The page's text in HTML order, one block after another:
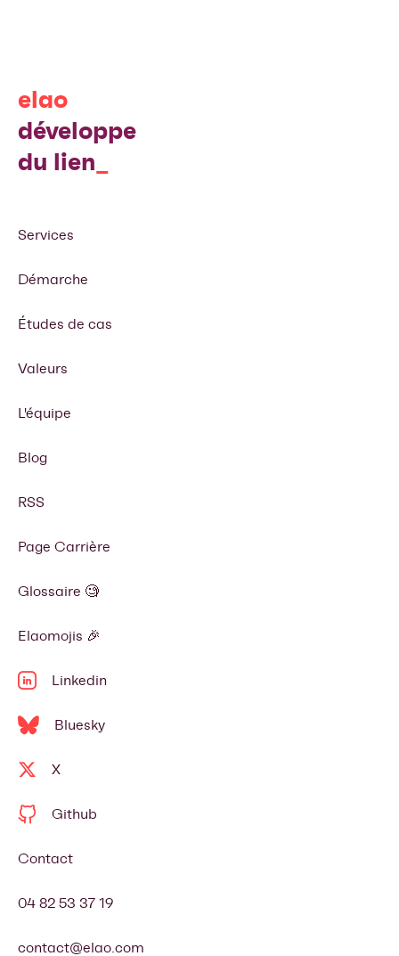
elao
développe
du lien
Services
Démarche
Études de cas
Valeurs
L'équipe
Blog
RSS
Page Carrière
Glossaire 🧐
Elaomojis 🎉
Linkedin
Bluesky
X
Github
Contact
04 82 53 37 19
contact@elao.com